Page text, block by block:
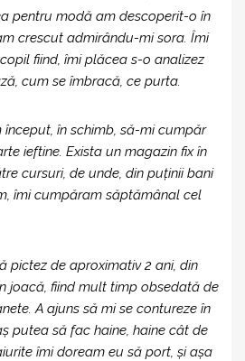
pentru modă am descoperit-o în
crescut admirându-mi sora. Îmi
fiind, îmi plăcea s-o analizez
cum se îmbracă, ce purta.
în schimb, să-mi cumpăr
ieftine. Exista un magazin fix în
cursuri, de unde, din puținii bani
îmi cumpăram săptămânal cel
pictez de aproximativ 2 ani, din
joacă, fiind mult timp obsedată de
A ajuns să mi se contureze în
putea să fac haine, haine cât de
îmi doream eu să port, și așa